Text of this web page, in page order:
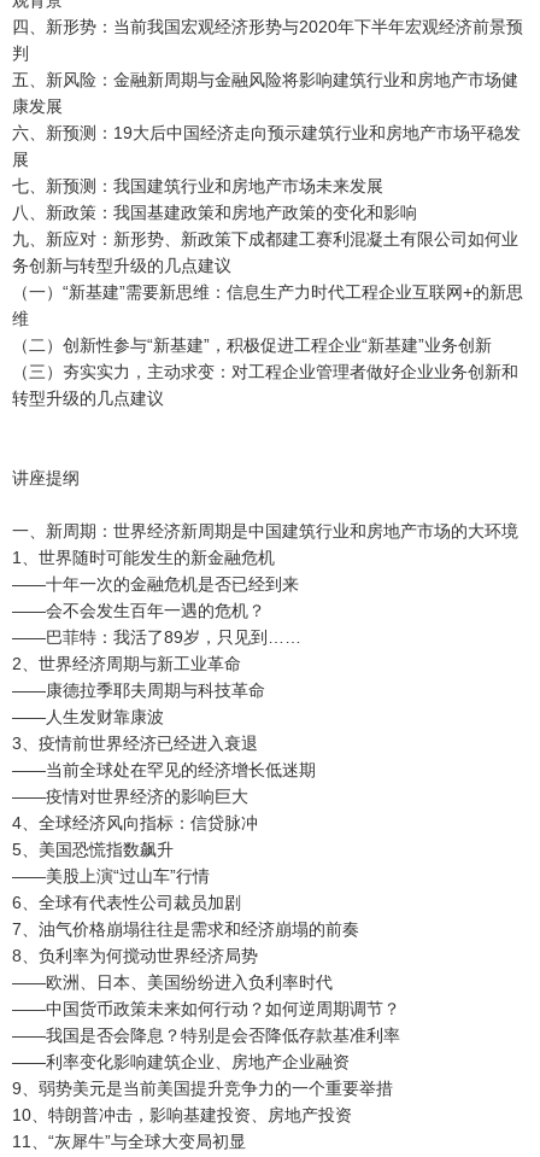
四、新形势：当前我国宏观经济形势与2020年下半年宏观经济前景预
判
五、新风险：金融新周期与金融风险将影响建筑行业和房地产市场健
康发展
六、新预测：19大后中国经济走向预示建筑行业和房地产市场平稳发
展
七、新预测：我国建筑行业和房地产市场未来发展
八、新政策：我国基建政策和房地产政策的变化和影响
九、新应对：新形势、新政策下成都建工赛利混凝土有限公司如何业
务创新与转型升级的几点建议
（一）“新基建”需要新思维：信息生产力时代工程企业互联网+的新思
维
（二）创新性参与“新基建”，积极促进工程企业“新基建”业务创新
（三）夯实实力，主动求变：对工程企业管理者做好企业业务创新和
转型升级的几点建议
讲座提纲
一、新周期：世界经济新周期是中国建筑行业和房地产市场的大环境
1、世界随时可能发生的新金融危机
——十年一次的金融危机是否已经到来
——会不会发生百年一遇的危机？
——巴菲特：我活了89岁，只见到……
2、世界经济周期与新工业革命
——康德拉季耶夫周期与科技革命
——人生发财靠康波
3、疫情前世界经济已经进入衰退
——当前全球处在罕见的经济增长低迷期
——疫情对世界经济的影响巨大
4、全球经济风向指标：信贷脉冲
5、美国恐慌指数飙升
——美股上演“过山车”行情
6、全球有代表性公司裁员加剧
7、油气价格崩塌往往是需求和经济崩塌的前奏
8、负利率为何搅动世界经济局势
——欧洲、日本、美国纷纷进入负利率时代
——中国货币政策未来如何行动？如何逆周期调节？
——我国是否会降息？特别是会否降低存款基准利率
——利率变化影响建筑企业、房地产企业融资
9、弱势美元是当前美国提升竞争力的一个重要举措
10、特朗普冲击，影响基建投资、房地产投资
11、“灰犀牛”与全球大变局初显